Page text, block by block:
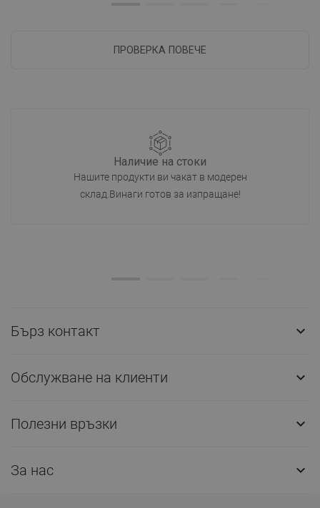
ПРОВЕРКА ПОВЕЧЕ
Наличие на стоки
Нашите продукти ви чакат в модерен
склад.Винаги готов за изпращане!
Бърз контакт 
Обслужване на клиенти 
Полезни връзки 
За нас 